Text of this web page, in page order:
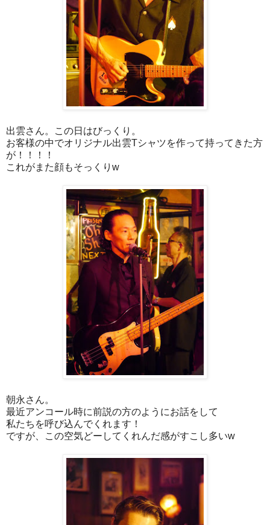
出雲さん。この日はびっくり。
お客様の中でオリジナル出雲Tシャツを作って持ってきた方
が！！！！
これがまた顔もそっくりw
朝永さん。
最近アンコール時に前説の方のようにお話をして
私たちを呼び込んでくれます！
ですが、この空気どーしてくれんだ感がすこし多いw